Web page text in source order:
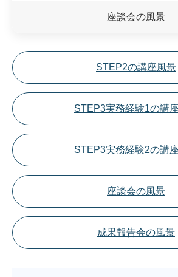
座談会の風景
STEP2の講座風景
STEP3実務経験1の講
STEP3実務経験2の講
座談会の風景
成果報告会の風景